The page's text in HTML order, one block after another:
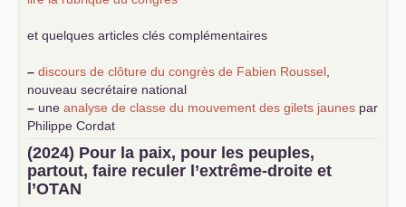
et quelques articles clés complémentaires
– discours de clôture du congrès de Fabien Roussel
nouveau secrétaire national
– une analyse de classe du mouvement des gilets jaunes par
Philippe Cordat
–
un texte de Jean-Claude Delaunay
le marxisme est la
science sociale de notre temps
–un appel proposé aux partis communistes et ouvrier
d’Europe
(2024) Pour la paix, pour les peuples,
partout, faire reculer l’extrême-droite et
l’OTAN